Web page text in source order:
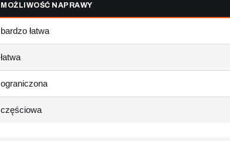
MOŻLIWOŚĆ NAPRAWY
bardzo łatwa
łatwa
ograniczona
częściowa